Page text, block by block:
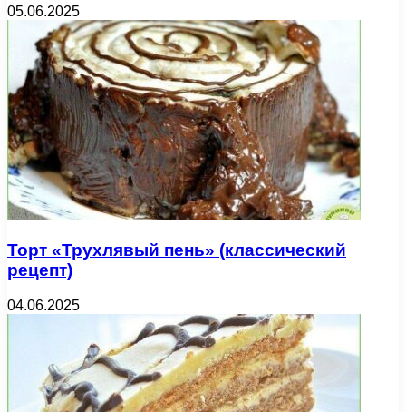
05.06.2025
Торт «Трухлявый пень» (классический
рецепт)
04.06.2025